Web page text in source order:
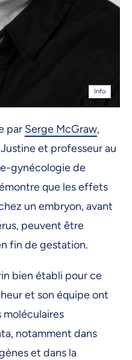
Info
par Serge McGraw,
et professeur au
gynécologie de
que les effets
un embryon, avant
peuvent être
fin de gestation.
bien établi pour ce
et son équipe ont
notamment dans
et dans la